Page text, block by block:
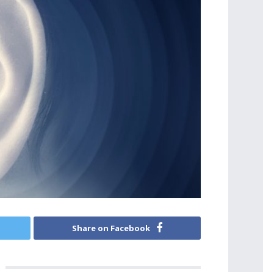
Share on Facebook